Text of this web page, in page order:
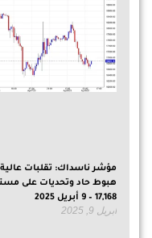
مؤشر ناسداك: تقلبات
هبوط حاد وتحديات على
17,168 – 9 أبريل 2025
أبريل 9, 2025